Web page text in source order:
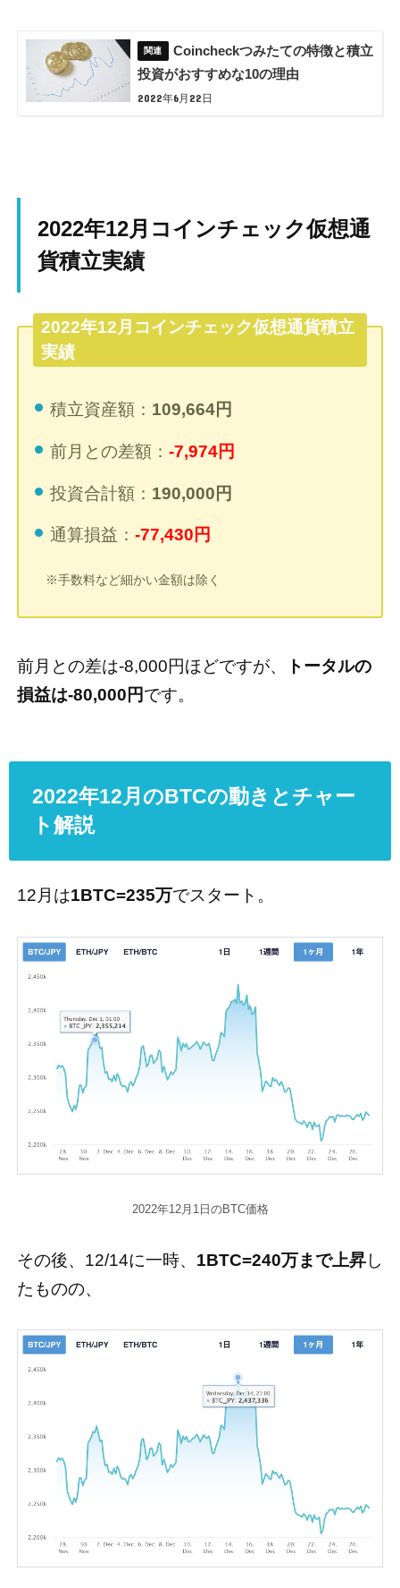
Coincheckつみたての特徴と積立
投資がおすすめな10の理由
2022年6月22日
2022年12月コインチェック仮想通
貨積立実績
2022年12月コインチェック仮想通貨積立
実績
積立資産額： 109,664円
前月との差額： -7,974円
投資合計額： 190,000円
通算損益： -77,430円
※手数料など細かい金額は除く
前月との差は-8,000円ほどですが、
トータルの
損益は-80,000円です。
2022年12月のBTCの動きとチャー
ト解説
12月は1BTC=235万でスタート。
2022年12月1日のBTC価格
その後、12/14に一時、 1BTC=240万まで上昇し
たものの、